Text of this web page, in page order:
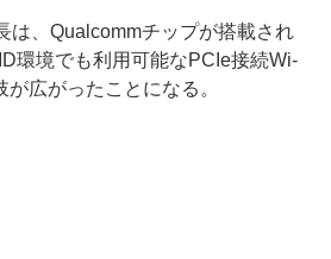
、Qualcommチップが搭載され
環境でも利用可能なPCIe接続Wi-
広がったことになる。